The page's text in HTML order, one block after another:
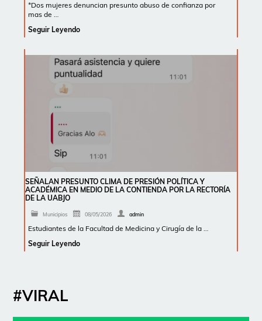
*Dos mujeres denuncian presunto abuso de confianza por
mas de …
Seguir Leyendo
SEÑALAN PRESUNTO CLIMA DE PRESIÓN POLÍTICA Y
ACADÉMICA EN MEDIO DE LA CONTIENDA POR LA RECTORÍA
DE LA UABJO
Municipios 08/05/2026 admin
Estudiantes de la Facultad de Medicina y Cirugía de la …
Seguir Leyendo
#VIRAL